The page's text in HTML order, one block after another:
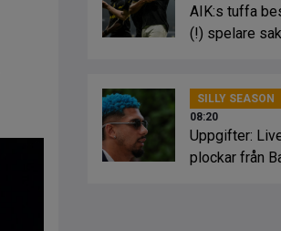
AIK:s tuffa
(!) spelare
SILLY SEASON
08:20
Uppgifter:
plockar från